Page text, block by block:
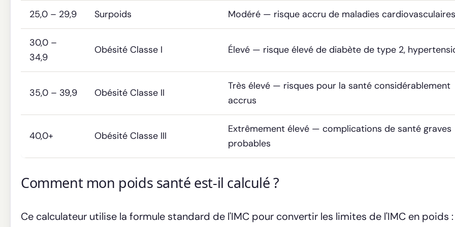
25,0 – 29,9 Surpoids Modéré — risque accru de maladies cardiovasculaires
30,0 –
34,9
Obésité Classe I Élevé — risque élevé de diabète de type 2,
35,0 – 39,9 Obésité Classe II
Très élevé — risques pour la santé considérablement
accrus
40,0+ Obésité Classe III
Extrêmement élevé — complications de santé graves
probables
Comment mon poids santé est-il calculé ?
Ce calculateur utilise la formule standard de l'IMC pour convertir les limites de l'IMC en poids :